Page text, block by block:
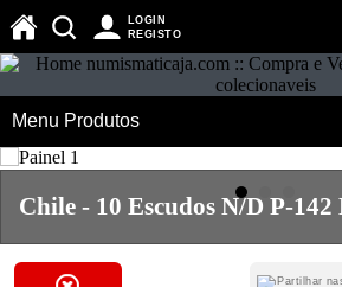
LOGIN
REGISTO
Menu Produtos
Chile - 10 Escudos N/D P-142